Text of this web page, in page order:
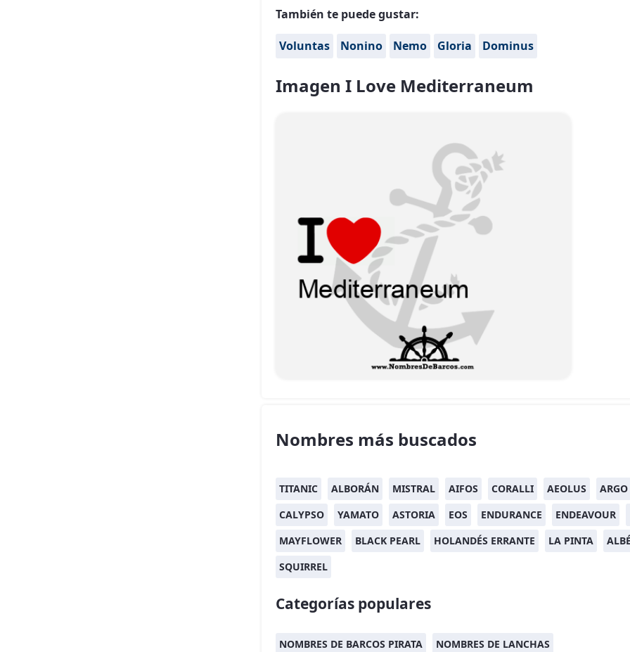
También te puede gustar:
Voluntas Nonino Nemo Gloria Dominus
Imagen I Love Mediterraneum
Nombres más buscados
TITANIC ALBORÁN MISTRAL AIFOS CORALLI AEOLUS
ARGO
CALYPSO
YAMATO ASTORIA EOS ENDURANCE ENDEAVOUR
MAYFLOWER
BLACK PEARL HOLANDÉS ERRANTE LA PINTA
SQUIRREL
Categorías populares
NOMBRES DE BARCOS PIRATA NOMBRES DE LANCHAS